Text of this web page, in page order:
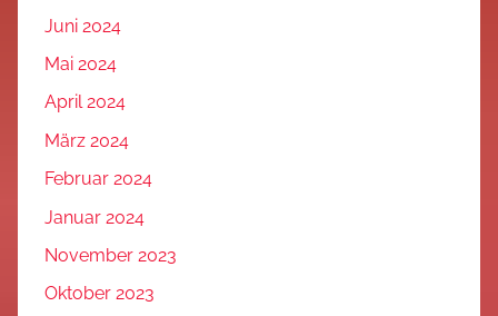
Juni 2024
Mai 2024
April 2024
März 2024
Februar 2024
Januar 2024
November 2023
Oktober 2023